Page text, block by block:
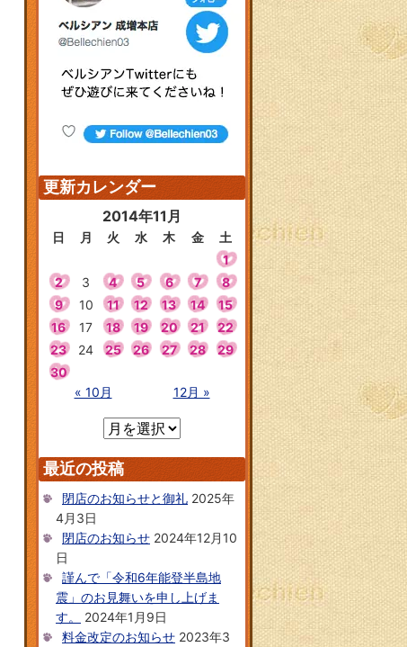
更新カレンダー
2014年11月
日 月 火 水 木 金
土
1
2
3 4 5 6 7
8
9
10 11 12 13 14
15
16
17 18 19 20 21
22
23
24 25 26 27 28
29
30
« 10月
12月 »
最近の投稿
閉店のお知らせと御礼 2025年
4月3日
閉店のお知らせ 2024年12月10
日
謹んで「令和6年能登半島地
震」のお見舞いを申し上げま
す。
2024年1月9日
料金改定のお知らせ 2023年3